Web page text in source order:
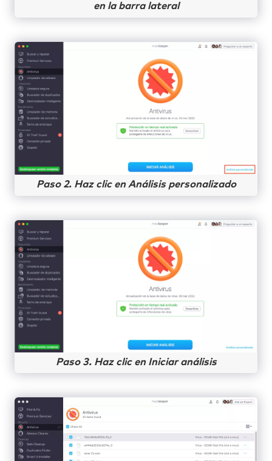
en la barra lateral
Paso 2. Haz clic en Análisis personalizado
Paso 3. Haz clic en Iniciar análisis